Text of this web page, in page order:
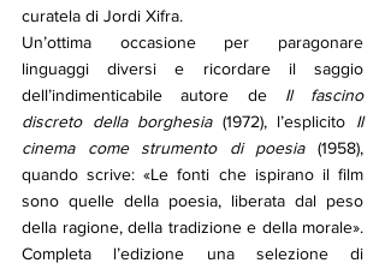
curatela di Jordi Xifra.
Un’ottima occasione per paragonare
linguaggi diversi e ricordare il saggio
dell’indimenticabile autore de Il fascino
discreto della borghesia (1972), l’esplicito Il
cinema come strumento di poesia (1958),
quando scrive: «Le fonti che ispirano il film
sono quelle della poesia, liberata dal peso
della ragione, della tradizione e della morale».
Completa l’edizione una selezione di